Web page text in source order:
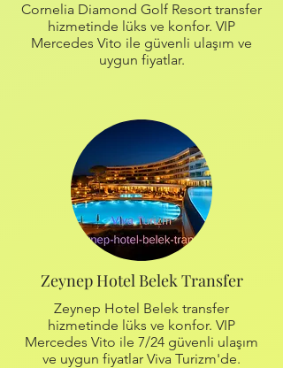
Cornelia Diamond Golf Resort transfer
hizmetinde lüks ve konfor. VIP
Mercedes Vito ile güvenli ulaşım ve
uygun fiyatlar.
Zeynep Hotel Belek Transfer
Zeynep Hotel Belek transfer
hizmetinde lüks ve konfor. VIP
Mercedes Vito ile 7/24 güvenli ulaşım
ve uygun fiyatlar Viva Turizm'de.